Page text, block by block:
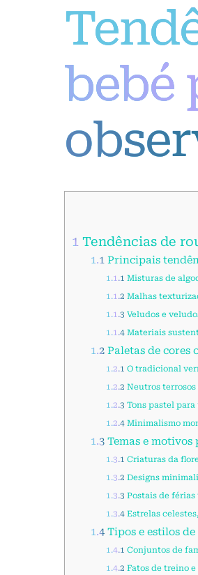
bebé
1 Tendências de
1.1 Principais
1.1.1 Misturas de
1.1.2 Malhas
1.1.3 Veludos e
1.1.4 Materiais
1.2 Paletas de cores
1.2.1 O tradicional
1.2.2 Neutros
1.2.3 Tons pastel
1.2.4 Minimalismo
1.3 Temas e
1.3.1 Criaturas da
1.3.2 Designs
1.3.3 Postais de
1.3.4 Estrelas
1.4 Tipos e estilos
1.4.1 Conjuntos de
1.4.2 Fatos de treino e